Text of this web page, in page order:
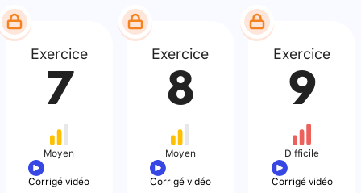
Exercice
7
Moyen
Corrigé vidéo
Exercice
8
Moyen
Corrigé vidéo
Exercice
9
Difficile
Corrigé vidéo